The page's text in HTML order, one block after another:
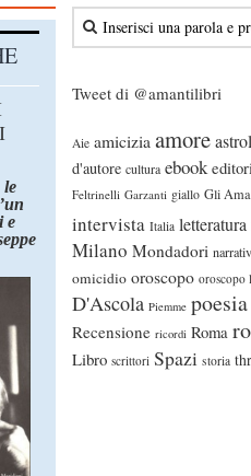
Tweet di @amantilibri
Aie amicizia amore
d'autore cultura ebook
Feltrinelli Garzanti giallo Gli
intervista Italia letteratura
Milano Mondadori
omicidio oroscopo oroscopo
D'Ascola Piemme poesia
Recensione ricordi Roma
Libro scrittori Spazi storia
le
e